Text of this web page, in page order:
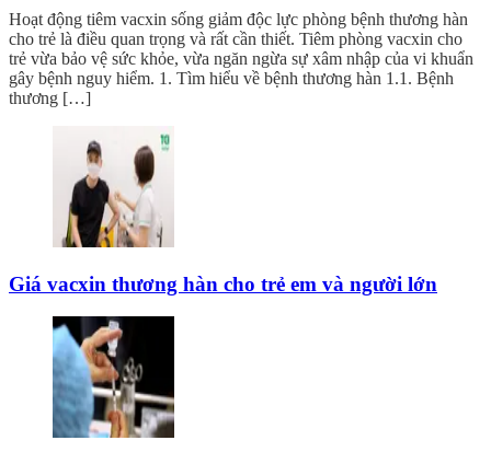
Hoạt động tiêm vacxin sống giảm độc lực phòng bệnh thương hàn
cho trẻ là điều quan trọng và rất cần thiết. Tiêm phòng vacxin cho
trẻ vừa bảo vệ sức khỏe, vừa ngăn ngừa sự xâm nhập của vi khuẩn
gây bệnh nguy hiểm. 1. Tìm hiểu về bệnh thương hàn 1.1. Bệnh
thương […]
Giá vacxin thương hàn cho trẻ em và người lớn